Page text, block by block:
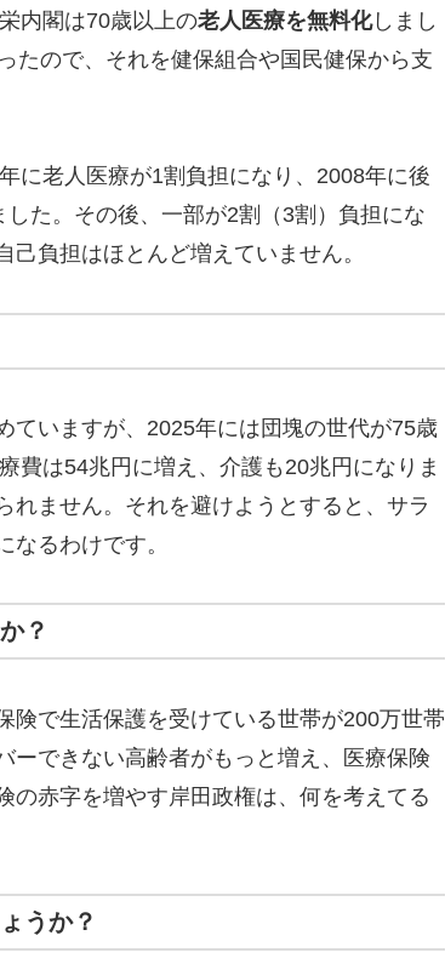
内閣は70歳以上の老人医療を無料化しまし
たので、それを健保組合や国民健保から支
に老人医療が1割負担になり、2008年に後
た。その後、一部が2割（3割）負担にな
己負担はほとんど増えていません。
ていますが、2025年には団塊の世代が75歳
費は54兆円に増え、介護も20兆円になりま
ません。それを避けようとすると、サラ
なるわけです。
？
険で生活保護を受けている世帯が200万世帯
ーできない高齢者がもっと増え、医療保険
の赤字を増やす岸田政権は、何を考えてる
うか？